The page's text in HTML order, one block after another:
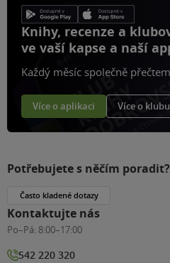
Knihy, recenze a
ve vaší kapse a naší
Každý měsíc společně
Více o aplikaci Více o klubu
Potřebujete s něčím poradit?
Často kladené dotazy
Kontaktujte nás
Po–Pá: 8:00–17:00
542 220 320